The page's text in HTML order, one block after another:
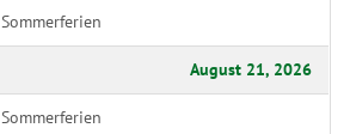
Sommerferien
August 21, 2026
Sommerferien